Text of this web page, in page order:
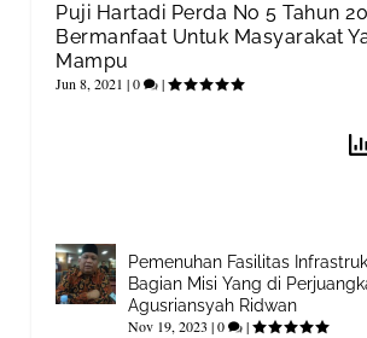
Puji Hartadi Perda No 5 Tahun
Bermanfaat Untuk Masyarakat
Mampu
Jun 8, 2021 |0 |
Pemenuhan Fasilitas
Bagian Misi Yang di
Agusriansyah Ridwan
Nov 19, 2023 |0 |